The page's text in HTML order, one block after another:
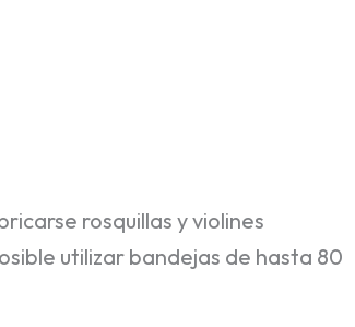
rosquillas y violines
utilizar bandejas de hasta 80